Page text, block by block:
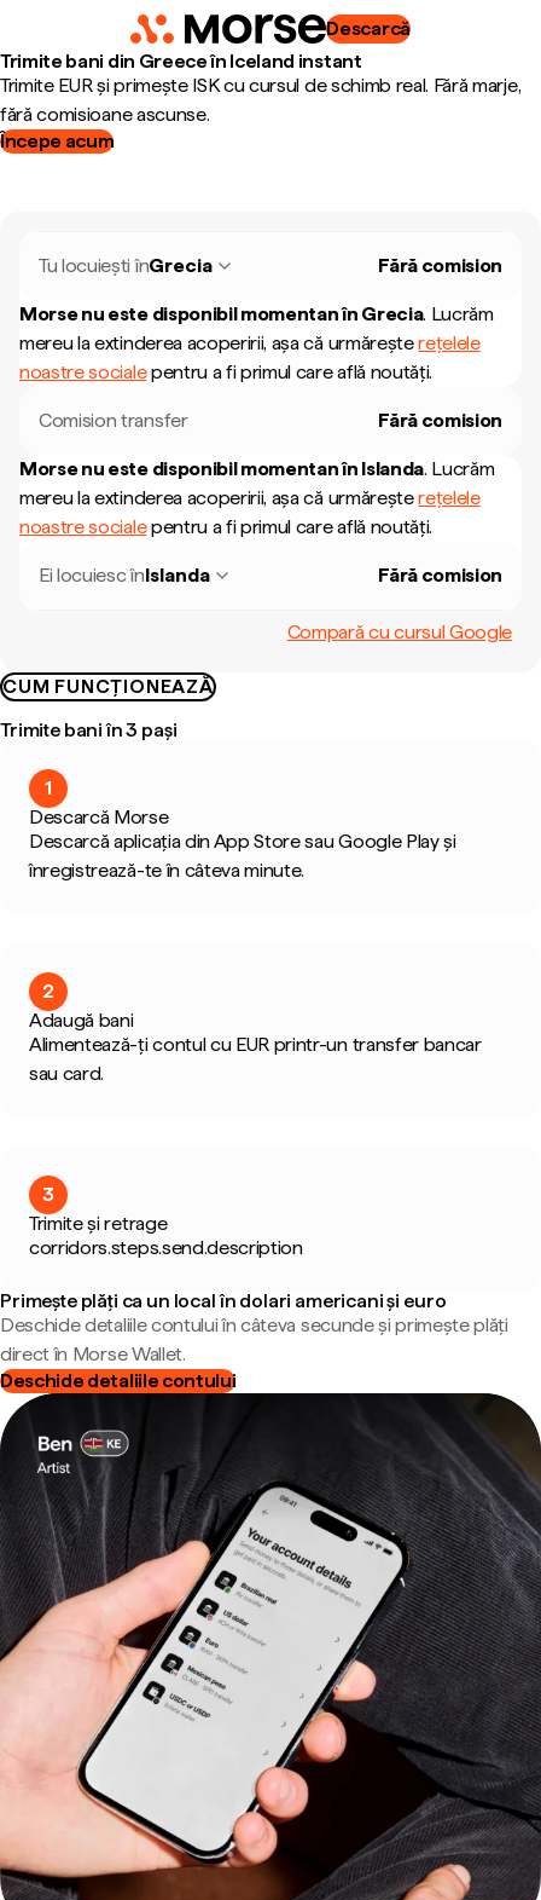
Descarcă
Trimite bani din Greece în Iceland instant
Trimite EUR și primește ISK cu cursul de schimb real. Fără marje,
fără comisioane ascunse.
Începe acum
Tu locuiești înGrecia Fără comision
Morse nu este disponibil momentan în Grecia. Lucrăm
mereu la extinderea acoperirii, așa că urmăreșterețelele
noastre socialepentru a fi primul care află noutăți.
Comision transfer Fără comision
Morse nu este disponibil momentan în Islanda. Lucrăm
mereu la extinderea acoperirii, așa că urmăreșterețelele
noastre socialepentru a fi primul care află noutăți.
Ei locuiesc înIslanda Fără comision
Compară cu cursul Google
CUM FUNCȚIONEAZĂ
Trimite bani în 3 pași
1
Descarcă Morse
Descarcă aplicația din App Store sau Google Play și
înregistrează-te în câteva minute.
2
Adaugă bani
Alimentează-ți contul cu EUR printr-un transfer bancar
sau card.
3
Trimite și retrage
corridors.steps.send.description
Primește plăți ca un local în dolari americani și euro
Deschide detaliile contului în câteva secunde și primește plăți
direct în Morse Wallet.
Deschide detaliile contului